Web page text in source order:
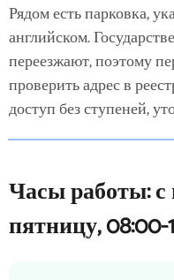
Рядом есть парковка,
английском.
переезжают, поэтому
проверить адрес в
доступ без ступеней,
Часы работы: с
пятницу, 08:00-